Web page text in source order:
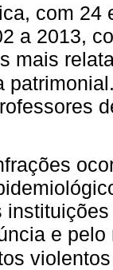
com 24
a 2013,
mais
e